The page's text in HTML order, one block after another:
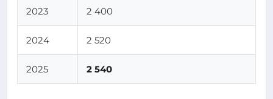
2023 2 400
2024 2 520
2025 2 540